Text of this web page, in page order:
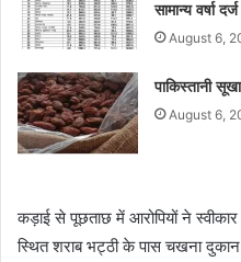
सामान्य वर्षा दर्ज
August 6,
पाकिस्तानी
August 6,
कड़ाई से पूछताछ में आरोपियों ने
स्थित शराब भट्ठी के पास चखना